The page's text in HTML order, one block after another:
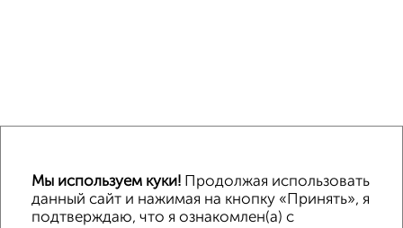
ИЖС СНТ В черте города От собственника
Мы используем куки! Продолжая использовать
данный сайт и нажимая на кнопку «Принять», я
подтверждаю, что я ознакомлен(а) с